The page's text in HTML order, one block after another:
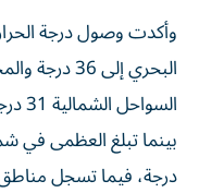
وأكدت وصول درجة